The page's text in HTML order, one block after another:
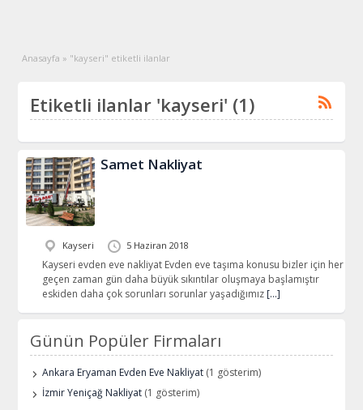
Anasayfa » "kayseri" etiketli ilanlar
Etiketli ilanlar 'kayseri' (1)
Samet Nakliyat
Kayseri 5 Haziran 2018
Kayseri evden eve nakliyat Evden eve taşıma konusu bizler için her
geçen zaman gün daha büyük sıkıntılar oluşmaya başlamıştır
eskiden daha çok sorunları sorunlar yaşadığımız […]
Günün Popüler Firmaları
Ankara Eryaman Evden Eve Nakliyat (1 gösterim)
İzmir Yeniçağ Nakliyat (1 gösterim)